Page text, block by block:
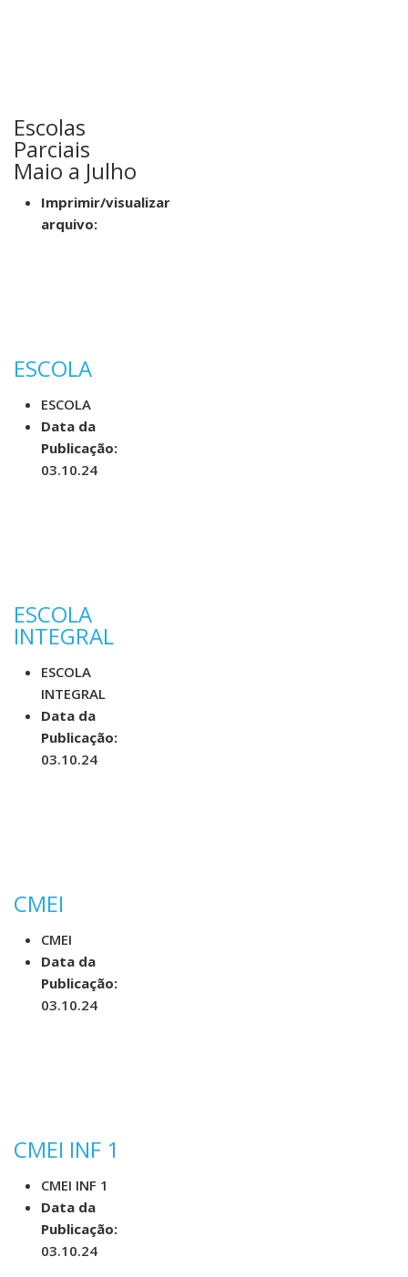
Escolas
Parciais
Maio a Julho
Imprimir/visualizar
arquivo:
ESCOLA
ESCOLA
Data da
Publicação:
03.10.24
ESCOLA
INTEGRAL
ESCOLA
INTEGRAL
Data da
Publicação:
03.10.24
CMEI
CMEI
Data da
Publicação:
03.10.24
CMEI INF 1
CMEI INF 1
Data da
Publicação:
03.10.24